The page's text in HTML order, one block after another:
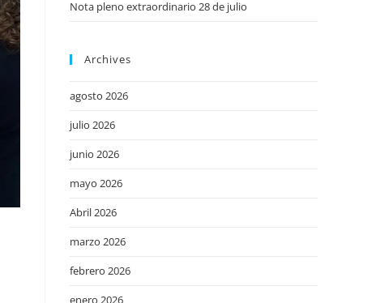
Nota pleno extraordinario 28 de julio
Archives
agosto 2026
julio 2026
junio 2026
mayo 2026
Abril 2026
marzo 2026
febrero 2026